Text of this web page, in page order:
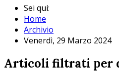
Sei qui:
Home
Archivio
Venerdì, 29 Marzo 2024
Articoli filtrati per